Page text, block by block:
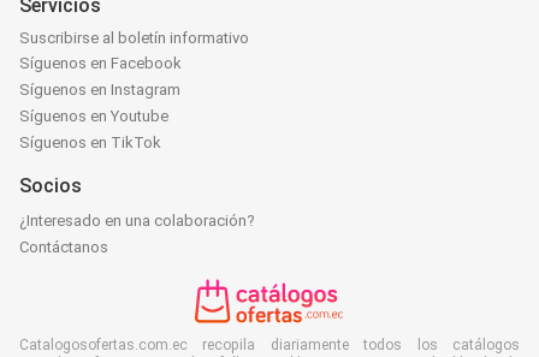
Servicios
Suscribirse al boletín informativo
Síguenos en Facebook
Síguenos en Instagram
Síguenos en Youtube
Síguenos en TikTok
Socios
¿Interesado en una colaboración?
Contáctanos
Catalogosofertas.com.ec recopila diariamente todos los catálogos